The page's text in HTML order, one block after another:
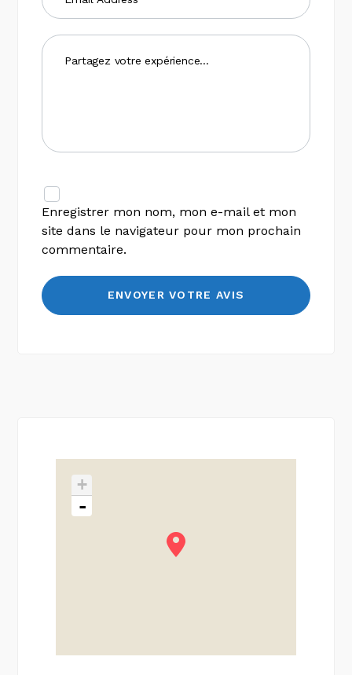
Enregistrer mon nom, mon e-mail et mon
site dans le navigateur pour mon prochain
commentaire.
+
-